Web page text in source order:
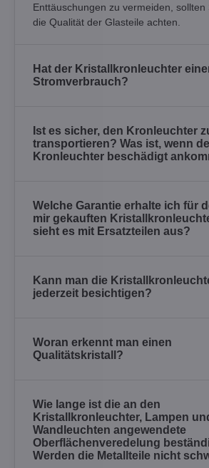
Enttäuschungen zu vermeiden, sollten
die Qualität der Glasteile achten.
Hat der Kristallkronleuchter
Stromverbrauch?
Ist es sicher, den Kronleuchter
transportieren? Was ist, wenn
Kronleuchter beschädigt
Welche Garantie erhalte ich für
mir gekauften
sieht es mit Ersatzteilen aus?
Kann man die
jederzeit besichtigen?
Woran erkennt man einen
Qualitätskristall?
Wie lange ist die an den
Kristallkronleuchter, Lampen
Wandleuchten angewendete
Oberflächenveredelung
Werden die Metallteile nicht